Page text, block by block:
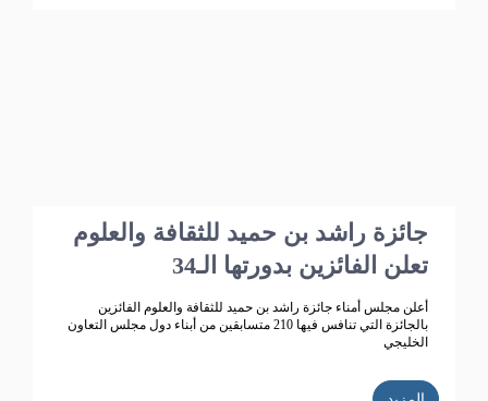
جائزة راشد بن حميد للثقافة والعلوم
تعلن الفائزين بدورتها الـ34
أعلن مجلس أمناء جائزة راشد بن حميد للثقافة والعلوم الفائزين
بالجائزة التي تنافس فيها 210 متسابقين من أبناء دول مجلس التعاون
الخليجي